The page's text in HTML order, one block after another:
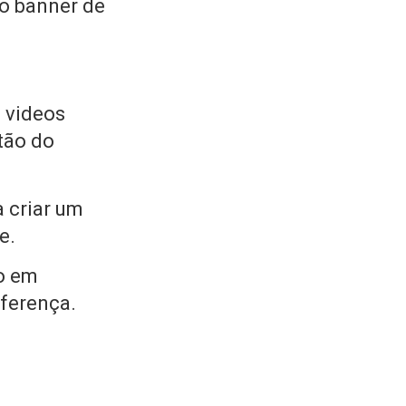
banner de
videos
do
criar um
em